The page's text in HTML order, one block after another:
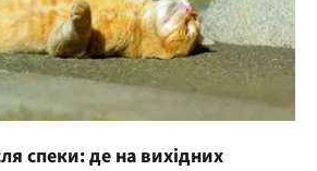
спеки: де на вихідних